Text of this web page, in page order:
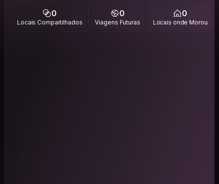
0
Locais Compartilhados
0
Viagens Futuras
0
Locais onde Morou